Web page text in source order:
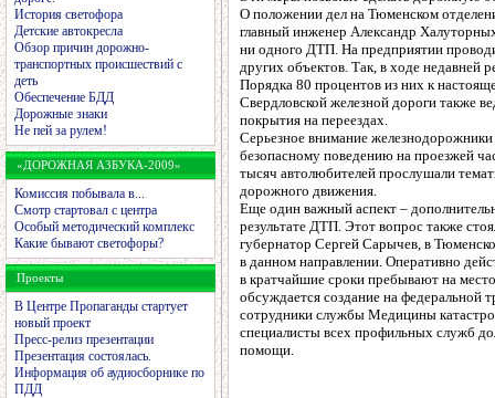
История светофора
Детские автокресла
Обзор причин дорожно-
транспортных происшествий с
деть
Обеспечение БДД
Дорожные знаки
Не пей за рулем!
«ДОРОЖНАЯ АЗБУКА-2009»
Комиссия побывала в...
Смотр стартовал с центра
Особый методический комплекс
Какие бывают светофоры?
Проекты
В Центре Пропаганды стартует
новый проект
Пресс-релиз презентации
Презентация состоялась.
Информация об аудиосборнике по
ПДД
О положении дел на Тюменском
главный инженер Александр
ни одного ДТП. На предприятии
других объектов. Так, в ходе недавней
Порядка 80 процентов из них к
Свердловской железной дороги также
покрытия на переездах.
Серьезное внимание
безопасному поведению на проезжей
тысяч автолюбителей прослушали
дорожного движения.
Еще один важный аспект –
результате ДТП. Этот вопрос также
губернатор Сергей Сарычев, в
в данном направлении. Оперативно
в кратчайшие сроки пребывают на
обсуждается создание на федеральной
сотрудники службы Медицины
специалисты всех профильных служб
помощи.